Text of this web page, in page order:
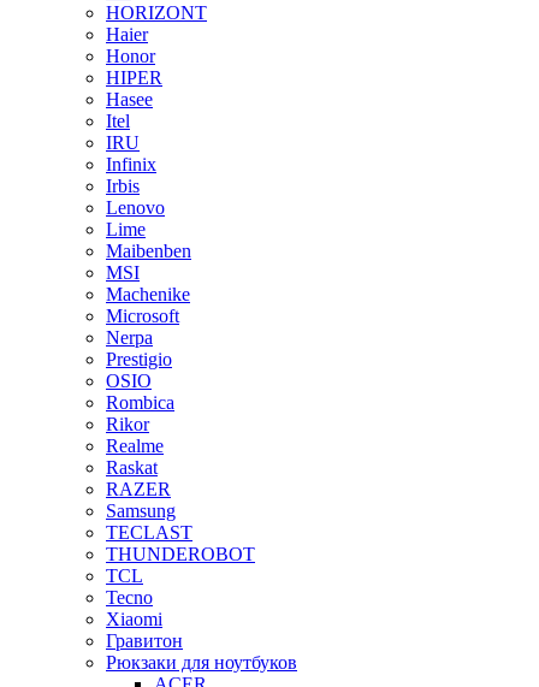
HORIZONT
Haier
Honor
HIPER
Hasee
Itel
IRU
Infinix
Irbis
Lenovo
Lime
Maibenben
MSI
Machenike
Microsoft
Nerpa
Prestigio
OSIO
Rombica
Rikor
Realme
Raskat
RAZER
Samsung
TECLAST
THUNDEROBOT
TCL
Tecno
Xiaomi
Гравитон
Рюкзаки для ноутбуков